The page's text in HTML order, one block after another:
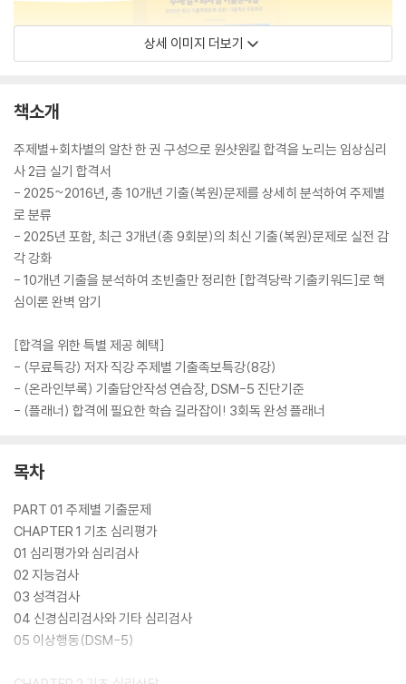
상세 이미지 더보기
책소개
주제별+회차별의 알찬 한 권 구성으로 원샷원킬 합격을 노리는 임상심리
사 2급 실기 합격서
- 2025~2016년, 총 10개년 기출(복원)문제를 상세히 분석하여 주제별
로 분류
- 2025년 포함, 최근 3개년(총 9회분)의 최신 기출(복원)문제로 실전 감
각 강화
- 10개년 기출을 분석하여 초빈출만 정리한 [합격당락 기출키워드]로 핵
심이론 완벽 암기
[합격을 위한 특별 제공 혜택]
- (무료특강) 저자 직강 주제별 기출족보특강(8강)
- (온라인부록) 기출답안작성 연습장, DSM-5 진단기준
- (플래너) 합격에 필요한 학습 길라잡이! 3회독 완성 플래너
목차
PART 01 주제별 기출문제
CHAPTER 1 기초 심리평가
01 심리평가와 심리검사
02 지능검사
03 성격검사
04 신경심리검사와 기타 심리검사
05 이상행동(DSM-5)